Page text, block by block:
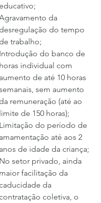
educativo;
da
desregulação do tempo
de trabalho;
Introdução do banco de
horas individual com
aumento de até 10 horas
sem aumento
da remuneração (até ao
limite de 150 horas);
Limitação do período de
amamentação até aos 2
anos de idade da criança;
No setor privado, ainda
maior facilitação da
da
coletiva, o